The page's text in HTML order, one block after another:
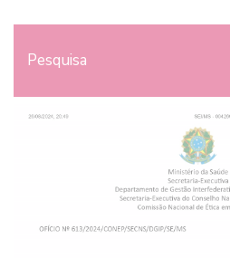
Pesquisa